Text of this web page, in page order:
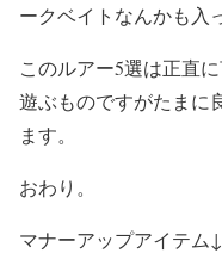
ークベイトなんかも入
このルアー5選は正直
遊ぶものですがたまに
ます。
おわり。
マナーアップアイテム↓